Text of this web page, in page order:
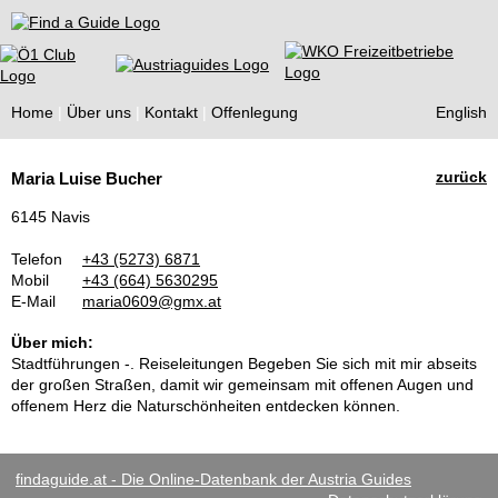
Find a Guide
Home Über uns Kontakt Offenlegung English
Guides
zurück
Maria Luise Bucher
6145 Navis
Telefon
+43 (5273) 6871
Mobil
+43 (664) 5630295
E-Mail
maria0609@gmx.at
Über mich:
Stadtführungen -. Reiseleitungen Begeben Sie sich mit mir abseits
der großen Straßen, damit wir gemeinsam mit offenen Augen und
offenem Herz die Naturschönheiten entdecken können.
findaguide.at - Die Online-Datenbank der Austria Guides